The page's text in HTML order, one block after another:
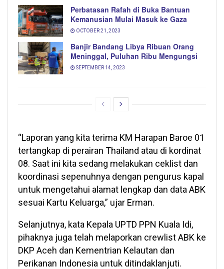
Perbatasan Rafah di Buka Bantuan
Kemanusian Mulai Masuk ke Gaza
OCTOBER 21, 2023
Banjir Bandang Libya Ribuan Orang
Meninggal, Puluhan Ribu Mengungsi
SEPTEMBER 14, 2023
“Laporan yang kita terima KM Harapan Baroe 01
tertangkap di perairan Thailand atau di kordinat
08. Saat ini kita sedang melakukan ceklist dan
koordinasi sepenuhnya dengan pengurus kapal
untuk mengetahui alamat lengkap dan data ABK
sesuai Kartu Keluarga,” ujar Erman.
Selanjutnya, kata Kepala UPTD PPN Kuala Idi,
pihaknya juga telah melaporkan crewlist ABK ke
DKP Aceh dan Kementrian Kelautan dan
Perikanan Indonesia untuk ditindaklanjuti.